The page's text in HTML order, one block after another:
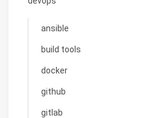
ansible
build tools
docker
github
gitlab